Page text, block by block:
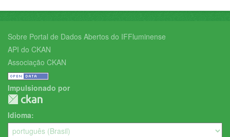
Sobre Portal de Dados Abertos do IFFluminense
API do CKAN
Associação CKAN
Impulsionado por
Idioma